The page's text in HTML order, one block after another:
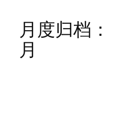
月度归档：
月